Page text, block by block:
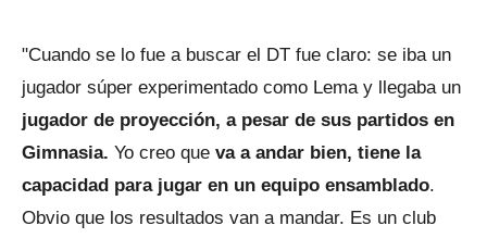
"Cuando se lo fue a buscar el DT fue claro: se iba un
jugador súper experimentado como Lema y llegaba un
jugador de proyección, a pesar de sus partidos en
Gimnasia. Yo creo que va a andar bien, tiene la
capacidad para jugar en un equipo ensamblado.
Obvio que los resultados van a mandar. Es un club